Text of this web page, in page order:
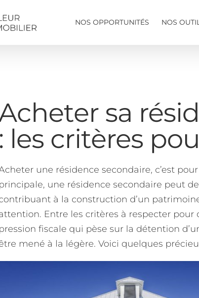
NOS OPPORTUNITÉS NOS
sa
: les critères
une résidence secondaire, c’est
principale, une résidence secondaire peut
à la construction d’un
Entre les critères à respecter
pression fiscale qui pèse sur la détention
mené à la légère. Voici quelques